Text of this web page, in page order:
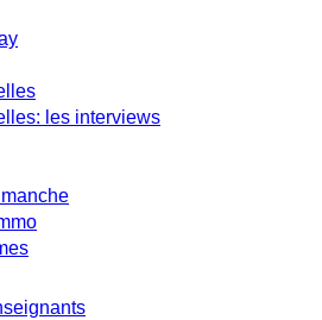
les interviews